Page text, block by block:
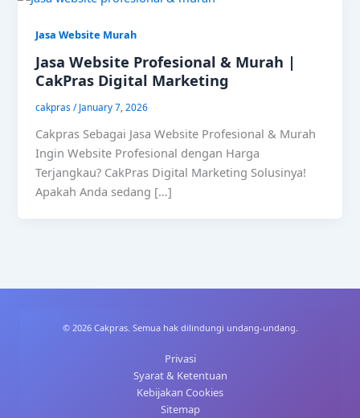
Jasa Website Murah
Jasa Website Profesional & Murah |
CakPras Digital Marketing
cakpras/January 7, 2026
Cakpras Sebagai Jasa Website Profesional & Murah
Ingin Website Profesional dengan Harga
Terjangkau? CakPras Digital Marketing Solusinya!
Apakah Anda sedang […]
© 2026 Cakpras. Semua hak dilindungi undang-undang.
Privasi
Syarat & Ketentuan
Kebijakan Cookies
Sitemap